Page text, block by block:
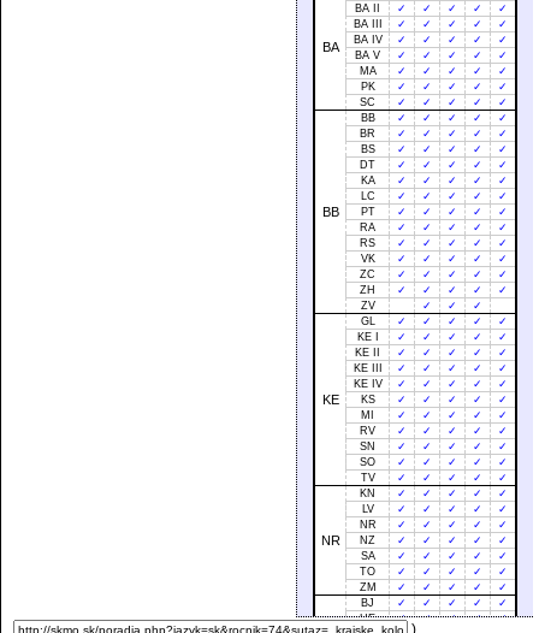
BA
BA II
✓ ✓ ✓ ✓
✓
BA III
✓ ✓ ✓ ✓
✓
BA IV
✓ ✓ ✓ ✓
✓
BA V
✓ ✓ ✓ ✓
✓
MA
✓ ✓ ✓ ✓
✓
PK
✓ ✓ ✓ ✓
✓
SC
✓ ✓ ✓ ✓ ✓
BB
BB ✓ ✓ ✓ ✓
✓
BR
✓ ✓ ✓ ✓
✓
BS
✓ ✓ ✓ ✓
✓
DT
✓ ✓ ✓ ✓
✓
KA
✓ ✓ ✓ ✓
✓
LC
✓ ✓ ✓ ✓
✓
PT
✓ ✓ ✓ ✓
✓
RA
✓ ✓ ✓ ✓
✓
RS
✓ ✓ ✓ ✓
✓
VK
✓ ✓ ✓ ✓
✓
ZC
✓ ✓ ✓ ✓
✓
ZH
✓ ✓ ✓ ✓
✓
ZV
✓ ✓ ✓
KE
GL ✓ ✓ ✓ ✓
✓
KE I
✓ ✓ ✓ ✓
✓
KE II
✓ ✓ ✓ ✓
✓
KE III
✓ ✓ ✓ ✓
✓
KE IV
✓ ✓ ✓ ✓
✓
KS
✓ ✓ ✓ ✓
✓
MI
✓ ✓ ✓ ✓
✓
RV
✓ ✓ ✓ ✓
✓
SN
✓ ✓ ✓ ✓
✓
SO
✓ ✓ ✓ ✓
✓
TV
✓ ✓ ✓ ✓ ✓
NR
KN ✓ ✓ ✓ ✓
✓
LV
✓ ✓ ✓ ✓
✓
NR
✓ ✓ ✓ ✓
✓
NZ
✓ ✓ ✓ ✓
✓
SA
✓ ✓ ✓ ✓
✓
TO
✓ ✓ ✓ ✓
✓
ZM
✓ ✓ ✓ ✓
✓
BJ
✓ ✓ ✓ ✓
✓
HE
✓ ✓ ✓ ✓
✓